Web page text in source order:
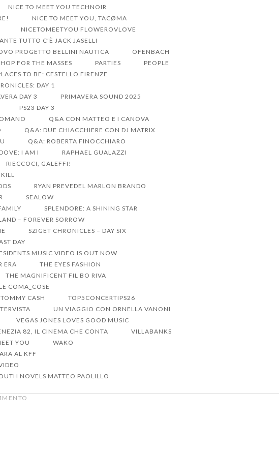
NICE TO MEET YOU TECHNOIR
NICE TO MEET YOU, TACØMA
NICETOMEETYOU FLOWEROVLOVE
TUTTO C’È JACK JASELLI
PROGETTO BELLINI NAUTICA
OFENBACH
FOR THE MASSES PARTIES
PEOPLE
TO BE: CESTELLO FIRENZE
DAY 1
DAY 3
PRIMAVERA SOUND 2025
PS23 DAY 3
Q&A CON MATTEO E I CANOVA
Q&A: DUE CHIACCHIERE CON DJ MATRIX
Q&A: ROBERTA FINOCCHIARO
I AM I
RAPHAEL GUALAZZI
RIECCOCI, GALEFFI!
RYAN PREVEDEL MARLON BRANDO
SEALOW
SPLENDORE: A SHINING STAR
– FOREVER SORROW
SZIGET CHRONICLES – DAY SIX
DAY
MUSIC VIDEO IS OUT NOW
ERA
THE EYES FASHION
THE MAGNIFICENT FIL BO RIVA
COMA_COSE
TOMMY CASH
TOP5CONCERTIPS26
UN VIAGGIO CON ORNELLA VANONI
VEGAS JONES LOVES GOOD MUSIC
82, IL CINEMA CHE CONTA
VILLABANKS
YOU
WAKO
AL KFF
NOVELS MATTEO PAOLILLO